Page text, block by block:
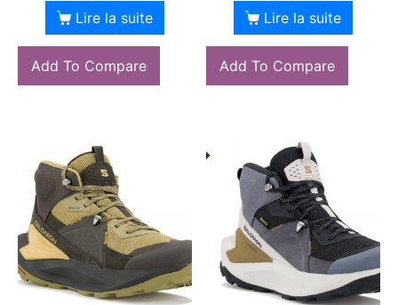
Lire la suite
Add To Compare
Lire la suite
Add To Compare